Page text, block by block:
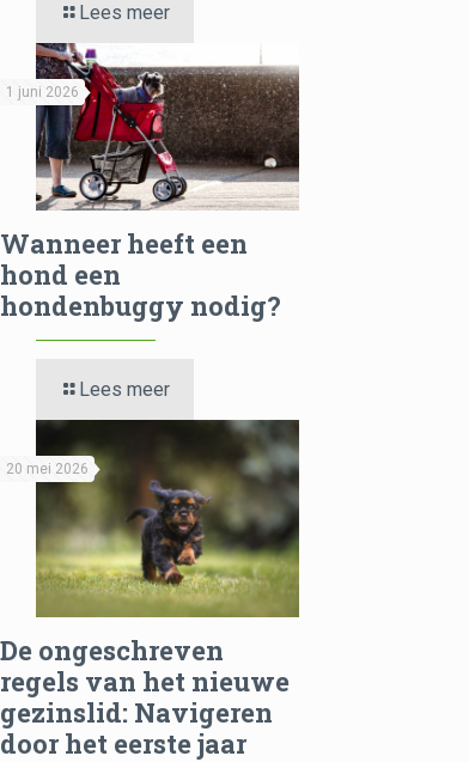
Lees meer
1 juni 2026
Wanneer heeft een
hond een
hondenbuggy nodig?
Lees meer
20 mei 2026
De ongeschreven
regels van het nieuwe
gezinslid: Navigeren
door het eerste jaar